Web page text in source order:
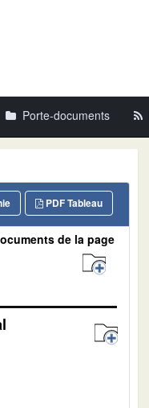
Porte-documents
PDF Tableau
de la page